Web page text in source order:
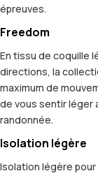
épreuves.
Freedom
En tissu de coquille
directions, la
maximum de
de vous sentir léger
randonnée.
Isolation légère
Isolation légère